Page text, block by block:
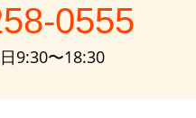
0555
9:30〜18:30